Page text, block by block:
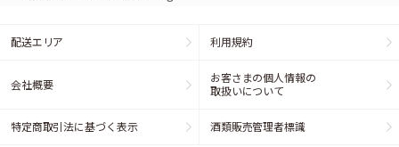
配送エリア 利用規約
会社概要
お客さまの個人情報の
取扱いについて
特定商取引法に基づく表示 酒類販売管理者標識